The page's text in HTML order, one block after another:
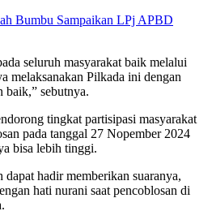
Bumbu Sampaikan LPj APBD
seluruh masyarakat baik melalui
melaksanakan Pilkada ini dengan
baik,” sebutnya.
tingkat partisipasi masyarakat
pada tanggal 27 Nopember 2024
bisa lebih tinggi.
hadir memberikan suaranya,
hati nurani saat pencoblosan di